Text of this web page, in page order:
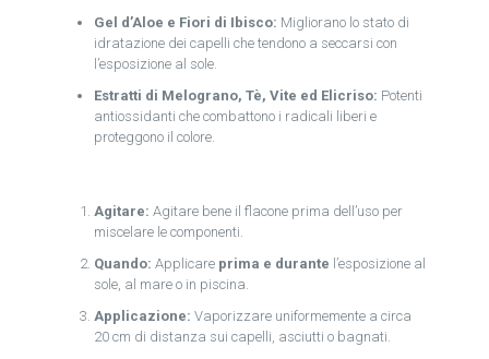
Gel d’Aloe e Fiori di Ibisco: Migliorano lo stato di
idratazione dei capelli che tendono a seccarsi con
l’esposizione al sole.
Estratti di Melograno, Tè, Vite ed Elicriso: Potenti
antiossidanti che combattono i radicali liberi e
proteggono il colore.
Agitare: Agitare bene il flacone prima dell’uso per
miscelare le componenti.
Quando: Applicare prima e durante l’esposizione al
sole, al mare o in piscina.
Applicazione: Vaporizzare uniformemente a circa
20 cm di distanza sui capelli, asciutti o bagnati.